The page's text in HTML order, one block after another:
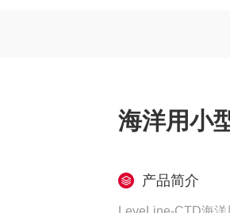
海洋用小
产品简介